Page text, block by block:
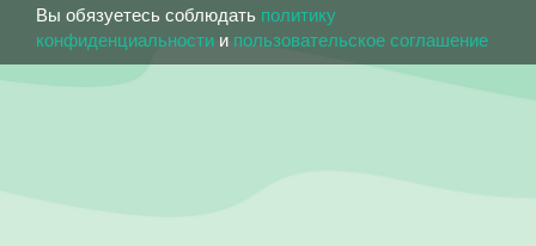
Вы обязуетесь соблюдать политику
конфиденциальности и пользовательское соглашение